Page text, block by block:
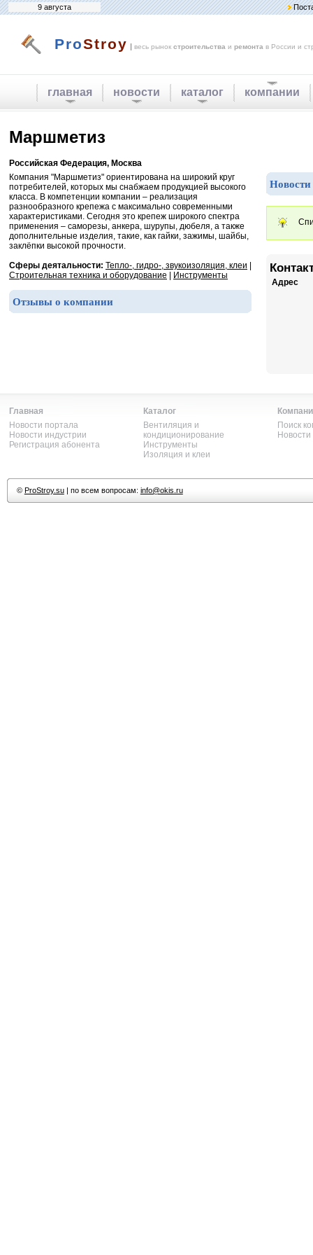
9 августа
ProStroy | весь рынок строительства и ремонта в России и
главная новости каталог компании
Маршметиз
Российская Федерация, Москва
Компания "Маршметиз" ориентирована на широкий круг
потребителей, которых мы снабжаем продукцией высокого
класса. В компетенции компании – реализация
разнообразного крепежа с максимально современными
характеристиками. Сегодня это крепеж широкого спектра
применения – саморезы, анкера, шурупы, дюбеля, а также
дополнительные изделия, такие, как гайки, зажимы, шайбы,
заклёпки высокой прочности.
Сферы деятальности: Тепло-, гидро-, звукоизоляция, клеи
Строительная техника и оборудование
Инструменты
Отзывы о компании
Адрес
Главная
Новости портала
Новости индустрии
Регистрация абонента
Каталог
Вентиляция и
кондиционирование
Инструменты
Изоляция и клеи
Поиск
© ProStroy.su| по всем вопросам: info@okis.ru